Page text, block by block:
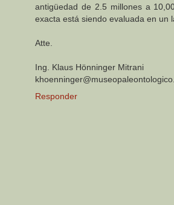
antigüedad de 2.5 millones a
exacta está siendo evaluada en un
Atte.
Ing. Klaus Hönninger Mitrani
Responder